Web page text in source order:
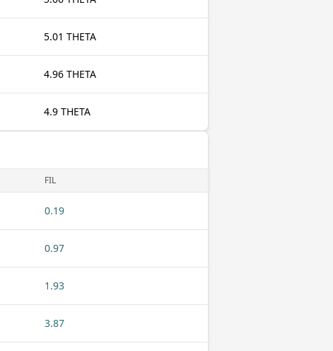
5.01 THETA
4.96 THETA
4.9 THETA
FIL
0.19
0.97
1.93
3.87